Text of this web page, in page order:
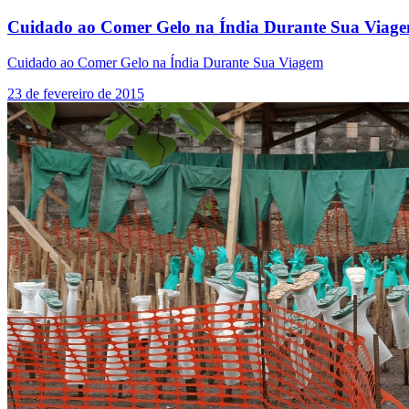
Cuidado ao Comer Gelo na Índia Durante Sua
Cuidado ao Comer Gelo na Índia Durante Sua Viagem
23 de fevereiro de 2015